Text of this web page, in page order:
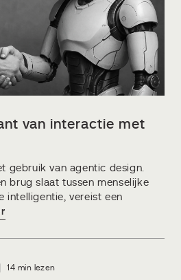
van interactie met
gebruik van agentic design.
brug slaat tussen menselijke
intelligentie, vereist een
14 min lezen